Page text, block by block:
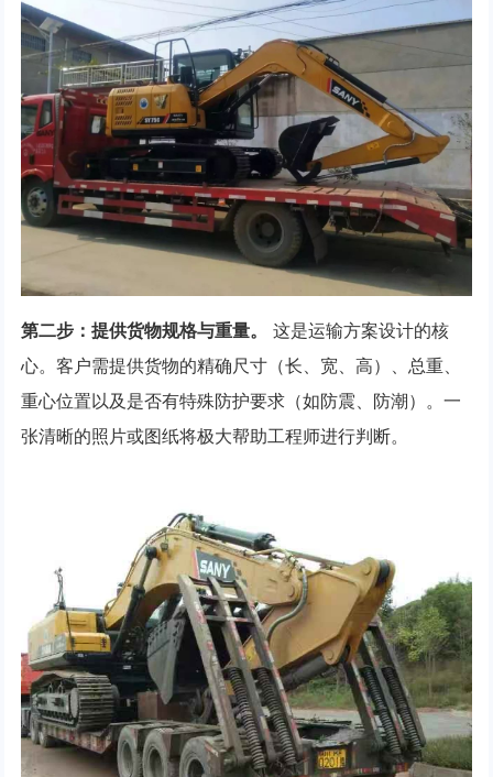
第二步：提供货物规格与重量。
这是运输方案设计的核
心。客户需提供货物的精确尺寸（长、宽、高）、总重、
重心位置以及是否有特殊防护要求（如防震、防潮）。一
张清晰的照片或图纸将极大帮助工程师进行判断。